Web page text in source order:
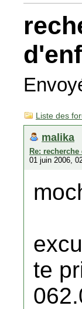
Liste des
malika
Re:
01 juin 2006,
te